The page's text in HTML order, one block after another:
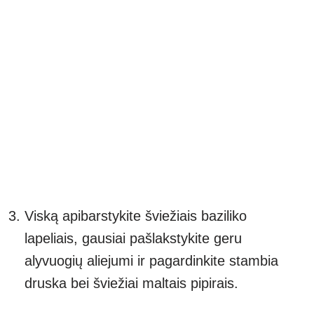
Viską apibarstykite šviežiais baziliko
lapeliais, gausiai pašlakstykite geru
alyvuogių aliejumi ir pagardinkite stambia
druska bei šviežiai maltais pipirais.